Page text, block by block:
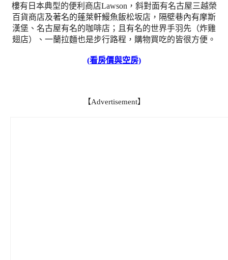
樓有日本典型的便利商店Lawson，斜對面有名古屋三越榮
百貨商店及著名的蓬萊軒鰻魚飯松坂店，隔壁巷內有摩斯
漢堡、名古屋有名的咖啡店；且有名的世界手羽先（炸雞
翅店）、一蘭拉麵也是步行路程，購物買吃的皆很方便。
(看房價與空房)
【Advertisement】